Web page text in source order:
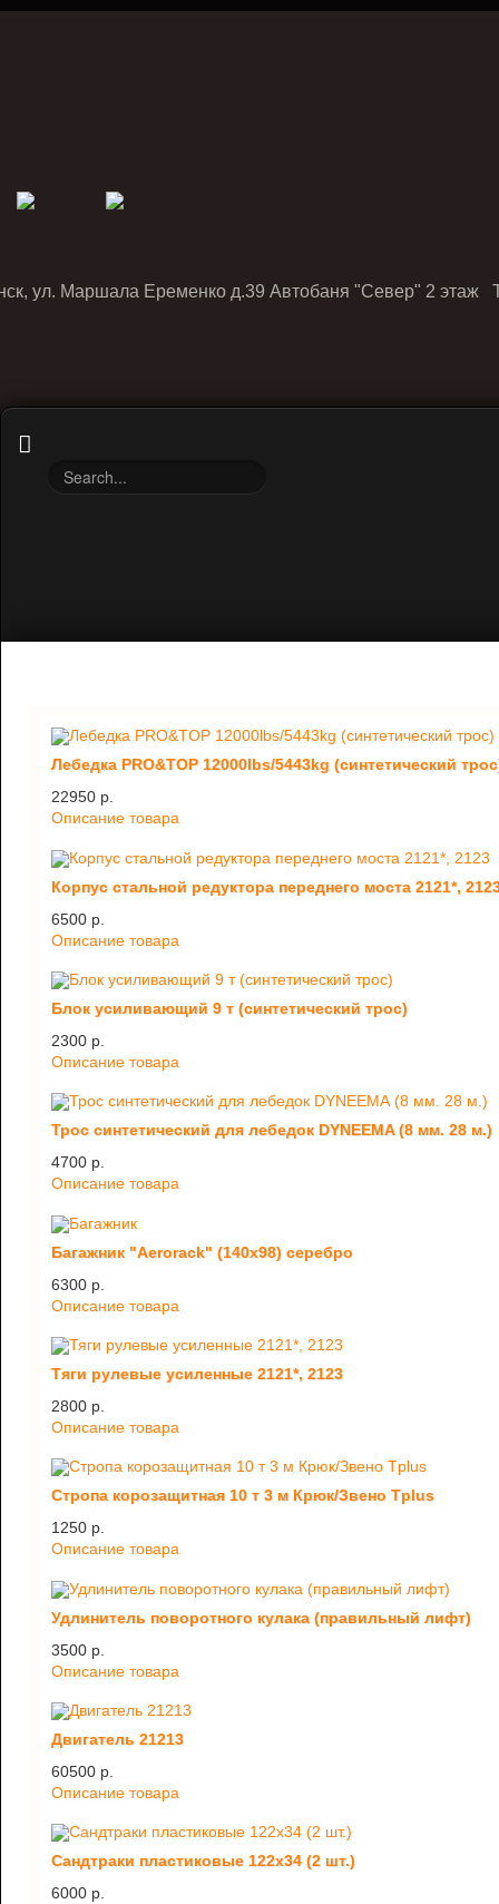
ул. Маршала Еременко д.39 Автобаня "Север" 2 этаж
Лебедка PRO&TOP 12000lbs/5443kg (синтетический
22950 p.
Описание товара
Корпус стальной редуктора переднего моста 2121*,
6500 p.
Описание товара
Блок усиливающий 9 т (синтетический трос)
2300 p.
Описание товара
Трос синтетический для лебедок DYNEEMA (8 мм. 28 м.)
4700 p.
Описание товара
Багажник "Aerorack" (140х98) серебро
6300 p.
Описание товара
Тяги рулевые усиленные 2121*, 2123
2800 p.
Описание товара
Стропа корозащитная 10 т 3 м Крюк/Звено Tplus
1250 p.
Описание товара
Удлинитель поворотного кулака (правильный лифт)
3500 p.
Описание товара
Двигатель 21213
60500 p.
Описание товара
Сандтраки пластиковые 122х34 (2 шт.)
6000 p.